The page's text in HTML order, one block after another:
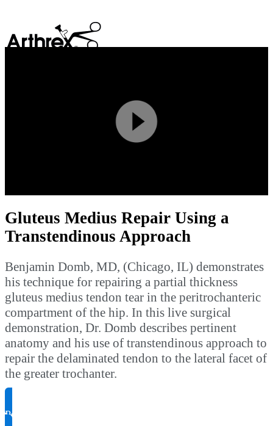
Play
Video
Gluteus Medius Repair Using a
Transtendinous Approach
Benjamin Domb, MD, (Chicago, IL) demonstrates
his technique for repairing a partial thickness
gluteus medius tendon tear in the peritrochanteric
compartment of the hip. In this live surgical
demonstration, Dr. Domb describes pertinent
anatomy and his use of transtendinous approach to
repair the delaminated tendon to the lateral facet of
the greater trochanter.
Produktinformationen anfragen